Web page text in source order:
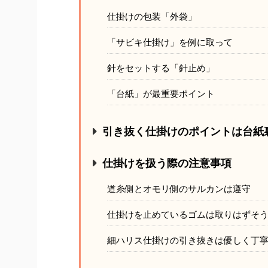
仕掛けの包装「外袋」
「サビキ仕掛け」を例に取って
針をセットする「針止め」
「台紙」が最重要ポイント
引き抜く仕掛けのポイントは台紙
仕掛けを扱う際の注意事項
道糸側とオモリ側のサルカンは遵守
仕掛けを止めているゴムは取りはずそう
細ハリス仕掛けの引き抜きは優しく丁